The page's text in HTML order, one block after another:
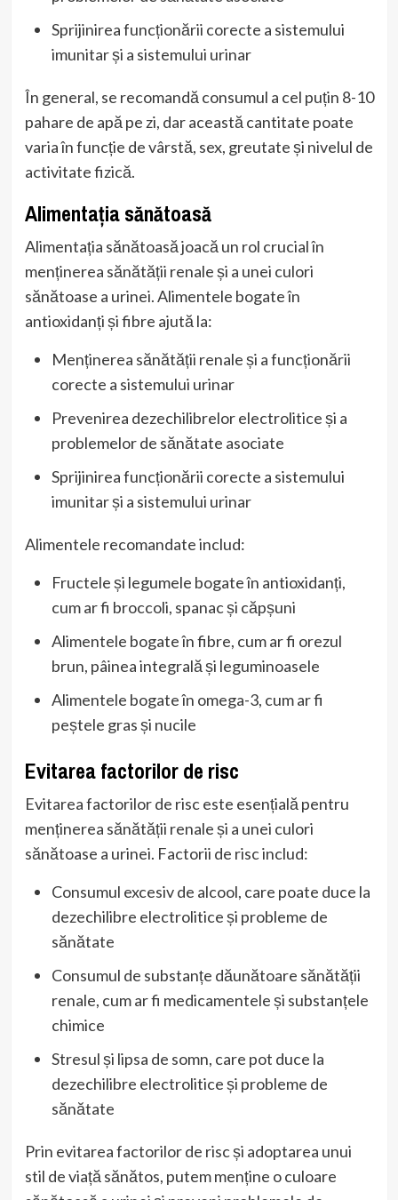
Sprijinirea funcționării corecte a sistemului
imunitar și a sistemului urinar
În general, se recomandă consumul a cel puțin 8-10
pahare de apă pe zi, dar această cantitate poate
varia în funcție de vârstă, sex, greutate și nivelul de
activitate fizică.
Alimentația sănătoasă
Alimentația sănătoasă joacă un rol crucial în
menținerea sănătății renale și a unei culori
sănătoase a urinei. Alimentele bogate în
antioxidanți și fibre ajută la:
Menținerea sănătății renale și a funcționării
corecte a sistemului urinar
Prevenirea dezechilibrelor electrolitice și a
problemelor de sănătate asociate
Sprijinirea funcționării corecte a sistemului
imunitar și a sistemului urinar
Alimentele recomandate includ:
Fructele și legumele bogate în antioxidanți,
cum ar fi broccoli, spanac și căpșuni
Alimentele bogate în fibre, cum ar fi orezul
brun, pâinea integrală și leguminoasele
Alimentele bogate în omega-3, cum ar fi
peștele gras și nucile
Evitarea factorilor de risc
Evitarea factorilor de risc este esențială pentru
menținerea sănătății renale și a unei culori
sănătoase a urinei. Factorii de risc includ:
Consumul excesiv de alcool, care poate duce la
dezechilibre electrolitice și probleme de
sănătate
Consumul de substanțe dăunătoare sănătății
renale, cum ar fi medicamentele și substanțele
chimice
Stresul și lipsa de somn, care pot duce la
dezechilibre electrolitice și probleme de
sănătate
Prin evitarea factorilor de risc și adoptarea unui
stil de viață sănătos, putem menține o culoare